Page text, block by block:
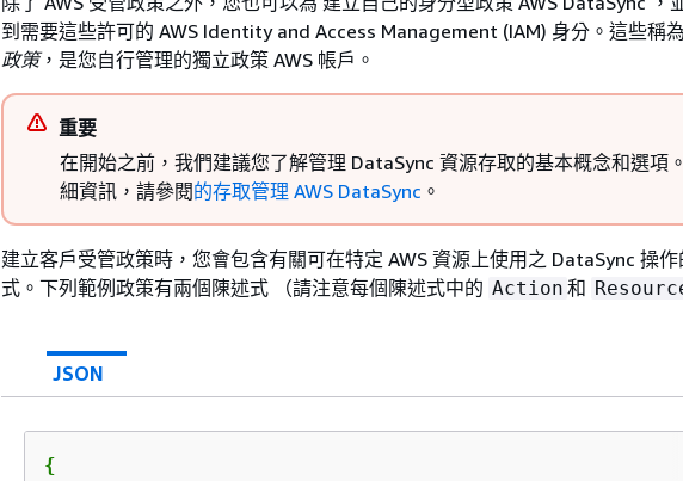
到需要這些許可的 AWS Identity and Access Management (IAM) 身分。這些稱為
政策，是您自行管理的獨立政策 AWS 帳戶。
重要
在開始之前，我們建議您了解管理 DataSync 資源存取的基本概念和選項
細資訊，請參閱的存取管理 AWS DataSync 。
建立客戶受管政策時，您會包含有關可在特定 AWS 資源上使用之 DataSync 操
式。下列範例政策有兩個陳述式 （請注意每個陳述式中的 Action 和
JSON
{